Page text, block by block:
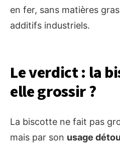
en fer, sans matières
additifs industriels.
Le verdict : la
elle grossir ?
La biscotte ne fait pas
mais par son usage